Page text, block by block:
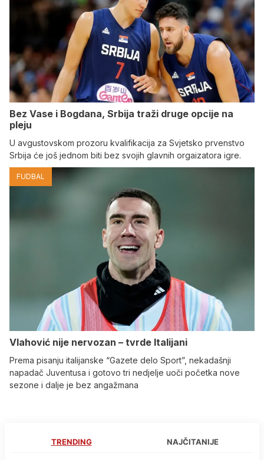
Bez Vase i Bogdana, Srbija traži druge opcije na
pleju
U avgustovskom prozoru kvalifikacija za Svjetsko prvenstvo
Srbija će još jednom biti bez svojih glavnih orgaizatora igre.
FUDBAL
Vlahović nije nervozan – tvrde Italijani
Prema pisanju italijanske “Gazete delo Sport”, nekadašnji
napadač Juventusa i gotovo tri nedjelje uoči početka nove
sezone i dalje je bez angažmana
TRENDING NAJČITANIJE